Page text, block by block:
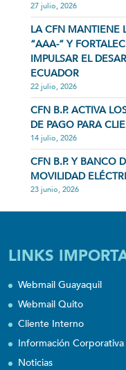
27 julio, 2026
LA CFN MANTIENE
“AAA-” Y
IMPULSAR EL
ECUADOR
22 julio, 2026
CFN B.P. ACTIVA
DE PAGO PARA
14 julio, 2026
CFN B.P. Y BANCO
MOVILIDAD
23 junio, 2026
LINKS
Webmail Guayaquil
Webmail Quito
Cliente Interno
Información Corporativa
Noticias